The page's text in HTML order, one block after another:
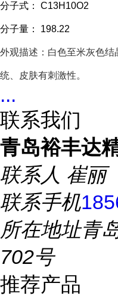
分子式： C13H10O2
分子量： 198.22
外观描述：白色至米灰色
统、皮肤有刺激性。
...
联系我们
青岛裕丰达
联系人 崔丽
联系手机
所在地址青
702号
推荐产品